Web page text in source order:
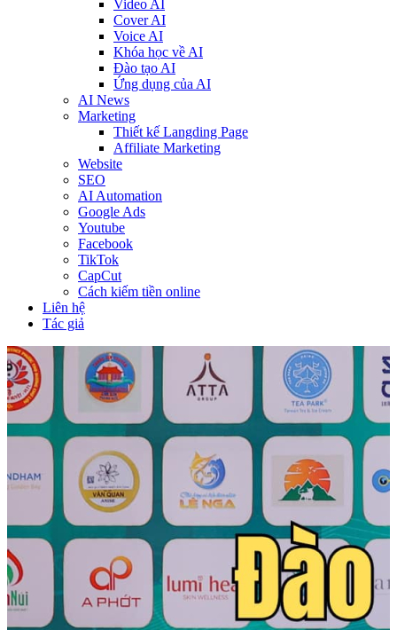
Video AI
Cover AI
Voice AI
Khóa học về AI
Đào tạo AI
Ứng dụng của AI
AI News
Marketing
Thiết kế Langding Page
Affiliate Marketing
Website
SEO
AI Automation
Google Ads
Youtube
Facebook
TikTok
CapCut
Cách kiếm tiền online
Liên hệ
Tác giả